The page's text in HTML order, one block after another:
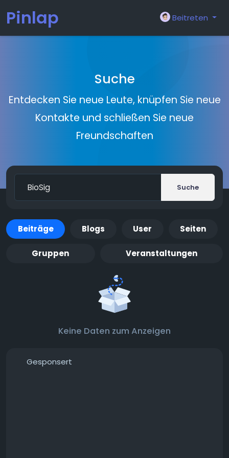
Pinlap Beitreten
Suche
Entdecken Sie neue Leute, knüpfen Sie neue
Kontakte und schließen Sie neue
Freundschaften
Suche
Beiträge Blogs User Seiten
Gruppen Veranstaltungen
Keine Daten zum Anzeigen
Gesponsert